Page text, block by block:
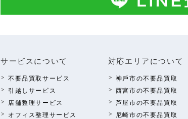
サービスについて
不要品買取サービス
引越しサービス
店舗整理サービス
オフィス整理サービス
対応エリアについて
神⼾市の不要品買取
西宮市の不要品買取
芦屋市の不要品買取
尼崎市の不要品買取